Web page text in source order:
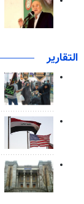
التقارير